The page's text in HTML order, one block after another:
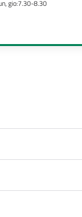
gio:7.30-8.30